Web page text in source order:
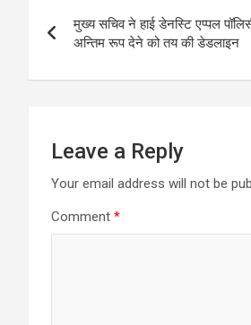
navigation
मुख्य सचिव ने हाई डेनस्टि एप्पल
अन्तिम रूप देने को तय की डेडलाइन
Leave a Reply
Your email address will not be
Comment *